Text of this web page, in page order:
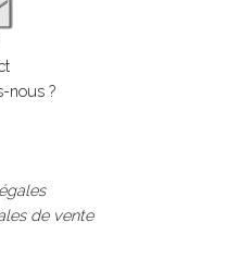
nous ?
de vente